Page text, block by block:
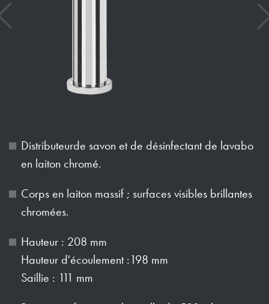
Distributeurde savon et de désinfectant de lavabo
en laiton chromé.
Corps en laiton massif ; surfaces visibles brillantes
chromées.
Hauteur : 208 mm
Hauteur d'écoulement :198 mm
Saillie : 111 mm